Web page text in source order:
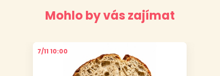
Mohlo by vás zajímat
7/11 10:00